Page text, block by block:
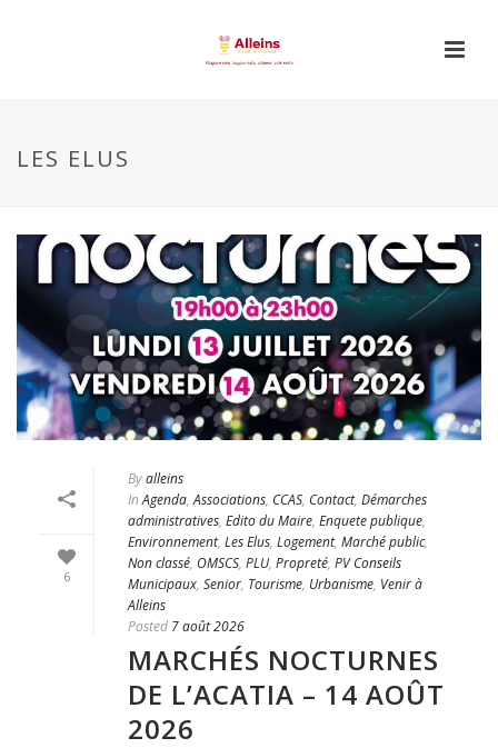
LES ELUS
6
Byalleins
In Agenda,Associations, CCAS, Contact, Démarches
administratives, Edito du Maire, Enquete publique,
Environnement, Les Elus, Logement, Marché public,
Non classé, OMSCS, PLU, Propreté, PV Conseils
Municipaux, Senior, Tourisme, Urbanisme, Venir à
Alleins
Posted 7 août 2026
MARCHÉS NOCTURNES
DE L’ACATIA – 14 AOÛT
2026